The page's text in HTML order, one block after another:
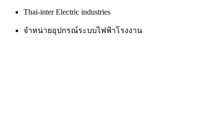
Thai-inter Electric industries
จำหน่ายอุปกรณ์ระบบไฟฟ้าโรงงาน